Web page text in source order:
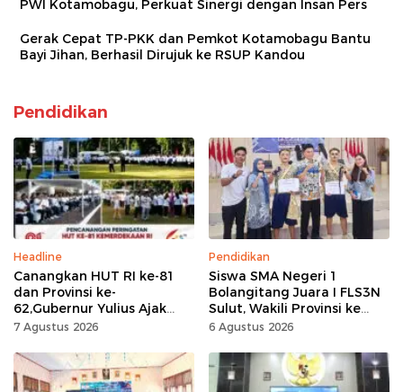
PWI Kotamobagu, Perkuat Sinergi dengan Insan Pers
Gerak Cepat TP-PKK dan Pemkot Kotamobagu Bantu
Bayi Jihan, Berhasil Dirujuk ke RSUP Kandou
Pendidikan
Headline
Canangkan HUT RI ke-81
dan Provinsi ke-
62,Gubernur Yulius Ajak
Seluruh Masyarakat
Kemerdekaan Momentum
Kerja Keras
7 Agustus 2026
Pendidikan
Siswa SMA Negeri 1
Bolangitang Juara I FLS3N
Sulut, Wakili Provinsi ke
Tingkat Nasional
6 Agustus 2026